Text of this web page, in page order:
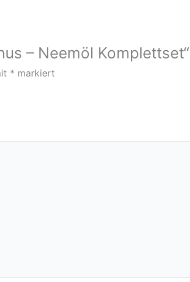
– Neemöl Komplettset“
* markiert